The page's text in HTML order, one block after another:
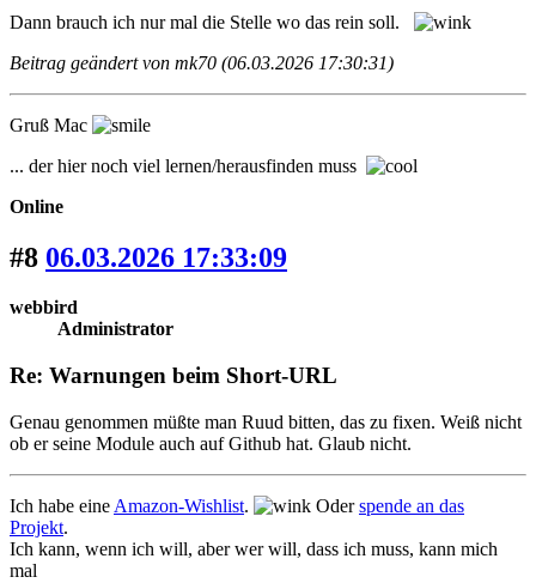
Dann brauch ich nur mal die Stelle wo das rein soll.
Beitrag geändert von mk70 (06.03.2026 17:30:31)
Gruß Mac
... der hier noch viel lernen/herausfinden muss
Online
#8 06.03.2026 17:33:09
webbird
Administrator
Re: Warnungen beim Short-URL
Genau genommen müßte man Ruud bitten, das zu fixen. Weiß nicht
ob er seine Module auch auf Github hat. Glaub nicht.
Ich habe eine Amazon-Wishlist. Oderspende an das
Projekt.
Ich kann, wenn ich will, aber wer will, dass ich muss, kann mich
mal